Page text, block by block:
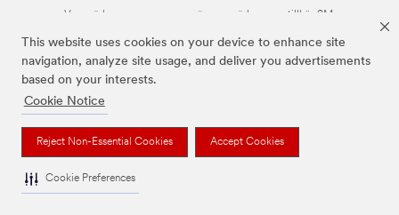
This website uses cookies on your device to enhance site
navigation, analyze site usage, and deliver you advertisements
based on your interests.
Cookie Notice
Reject Non-Essential Cookies Accept Cookies
Cookie Preferences
Varumärken som anges ovan är varumärken som tillhör 3M.